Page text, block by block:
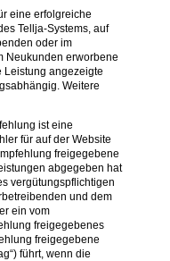
eine erfolgreiche
Tellja-Systems, auf
oder im
Neukunden erworbene
Leistung angezeigte
Weitere
ist eine
für auf der Website
freigegebene
abgegeben hat
vergütungspflichtigen
und dem
ein vom
freigegebenes
freigegebene
führt, wenn die